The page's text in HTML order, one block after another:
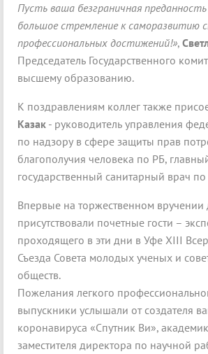
Пусть ваша безграничная преданность
большое стремление к саморазвитию
профессиональных достижений!»,
Председатель Государственного
высшему образованию.
К поздравлениям коллег также
Казак - руководитель управления
по надзору в сфере защиты прав
благополучия человека по РБ,
государственный санитарный врач
Впервые на торжественном
присутствовали почетные гости –
проходящего в эти дни в Уфе XIII
Съезда Совета молодых ученых и
обществ.
Пожелания легкого
выпускники услышали от создателя
коронавируса «Спутник Ви»,
заместителя директора по научной